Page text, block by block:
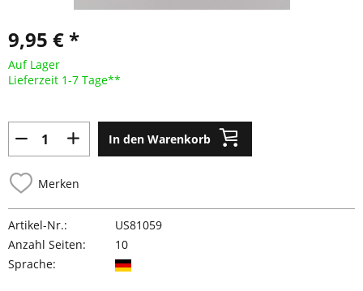
9,95 € *
Auf Lager
Lieferzeit 1-7 Tage**
In den Warenkorb
Merken
Artikel-Nr.:
US81059
Anzahl Seiten:
10
Sprache: